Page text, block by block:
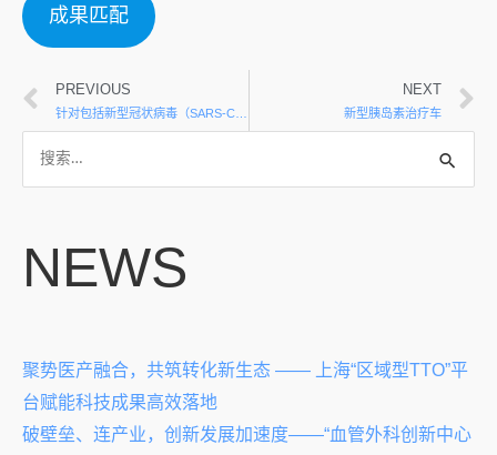
成果匹配
PREVIOUS NEXT
新型胰岛素治疗车
NEWS
聚势医产融合，共筑转化新生态 —— 上海“区域型TTO”平
台赋能科技成果高效落地
破壁垒、连产业，创新发展加速度——“血管外科创新中心